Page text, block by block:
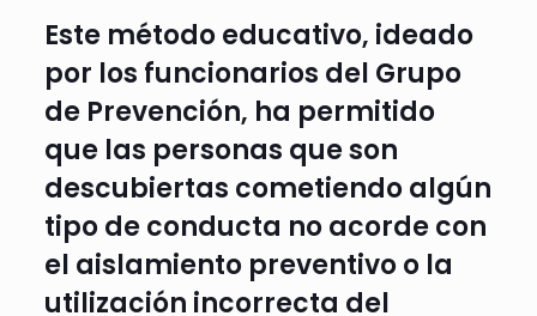
Este método educativo, ideado
por los funcionarios del Grupo
de Prevención, ha permitido
que las personas que son
descubiertas cometiendo algún
tipo de conducta no acorde con
el aislamiento preventivo o la
utilización incorrecta del